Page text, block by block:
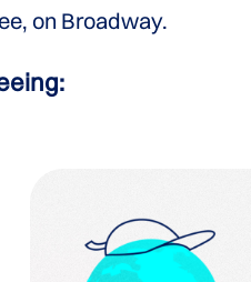
on Broadway.